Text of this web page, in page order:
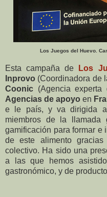
Los Juegos del Huevo.
Esta campaña de Los
Inprovo (Coordinadora de
Coonic (Agencia experta
Agencias de apoyo en
e le país, y va dirigida
miembros de la llamada
gamificación para formar e
de este alimento
colectivo. Ha sido una
a las que hemos
gastronómico, y de